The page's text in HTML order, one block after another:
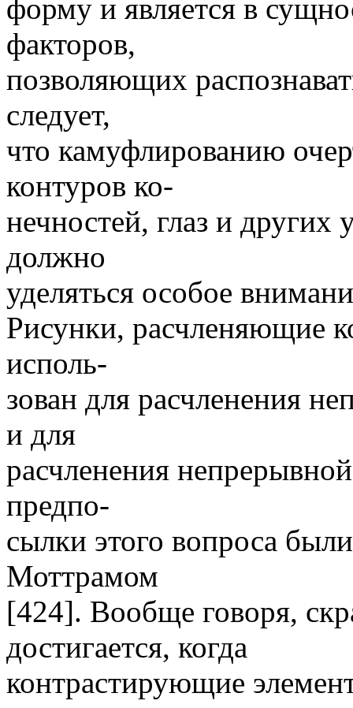
форму и является в
факторов,
позволяющих
следует,
что камуфлированию
контуров ко-
нечностей, глаз и других
должно
уделяться особое
Рисунки, расчленяющие
исполь-
зован для расчленения
и для
расчленения
предпо-
сылки этого вопроса
Моттрамом
[424]. Вообще говоря,
достигается, когда
контрастирующие